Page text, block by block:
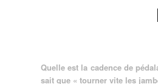
Quelle est la cadence de
sait que « tourner vite les